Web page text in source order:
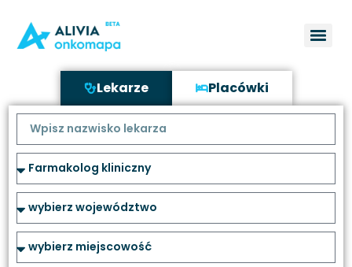
Lekarze Placówki